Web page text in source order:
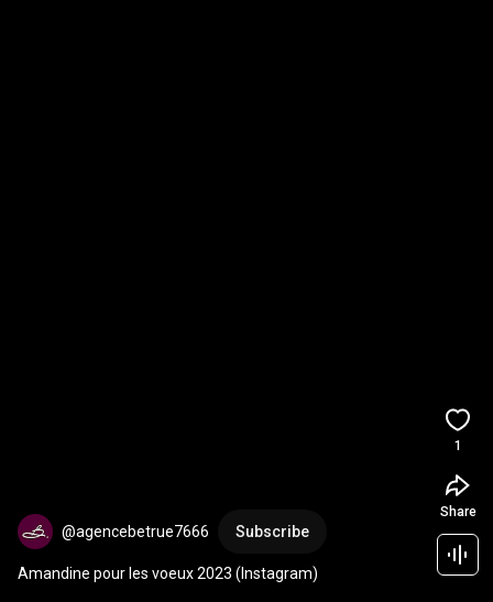
@agencebetrue7666 Subscribe
Amandine pour les voeux 2023 (Instagram)
1
Share